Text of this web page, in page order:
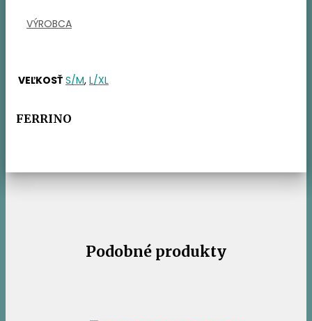
VÝROBCA
VEĽKOSŤ S/M, L/XL
FERRINO
Podobné produkty